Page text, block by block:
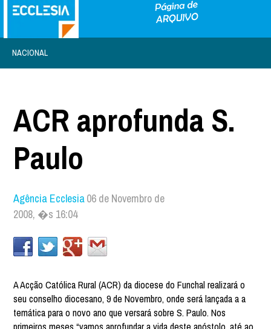
NACIONAL
ACR aprofunda S.
Paulo
Agência Ecclesia06 de Novembro de
2008, �s 16:04
A Acção Católica Rural (ACR) da diocese do Funchal realizará o
seu conselho diocesano, 9 de Novembro, onde será lançada a a
temática para o novo ano que versará sobre S. Paulo. Nos